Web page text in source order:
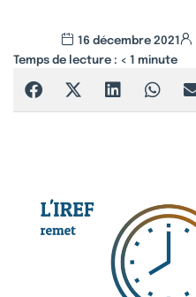
16 décembre 2021
Temps de lecture : < 1 minute